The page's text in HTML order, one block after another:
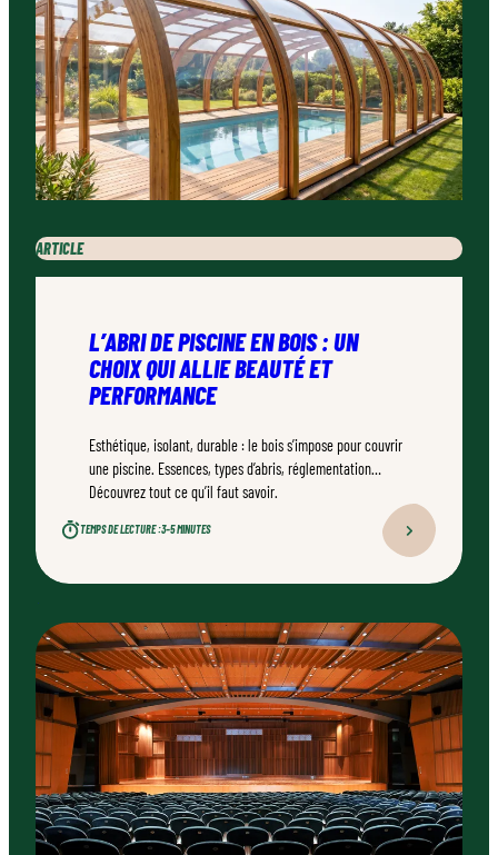
ARTICLE
L’ABRI DE PISCINE EN BOIS : UN
CHOIX QUI ALLIE BEAUTÉ ET
PERFORMANCE
Esthétique, isolant, durable : le bois s’impose pour couvrir
une piscine. Essences, types d’abris, réglementation…
Découvrez tout ce qu’il faut savoir.
TEMPS DE LECTURE :3–5 MINUTES